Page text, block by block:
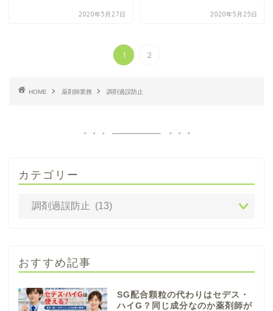
2020年5月27日 2020年5月25日
1 2
HOME 薬剤師業務 調剤過誤防止
カテゴリー
おすすめ記事
SG配合顆粒の代わりはセデス・
ハイG？同じ成分なのか薬剤師が